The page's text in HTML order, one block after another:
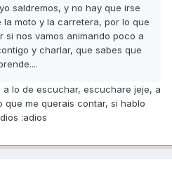
saldremos, y no hay que irse
moto y la carretera, por lo que
si nos vamos animando poco a
y charlar, que sabes que
lo de escuchar, escuchare jeje, a
que me querais contar, si hablo
:adios